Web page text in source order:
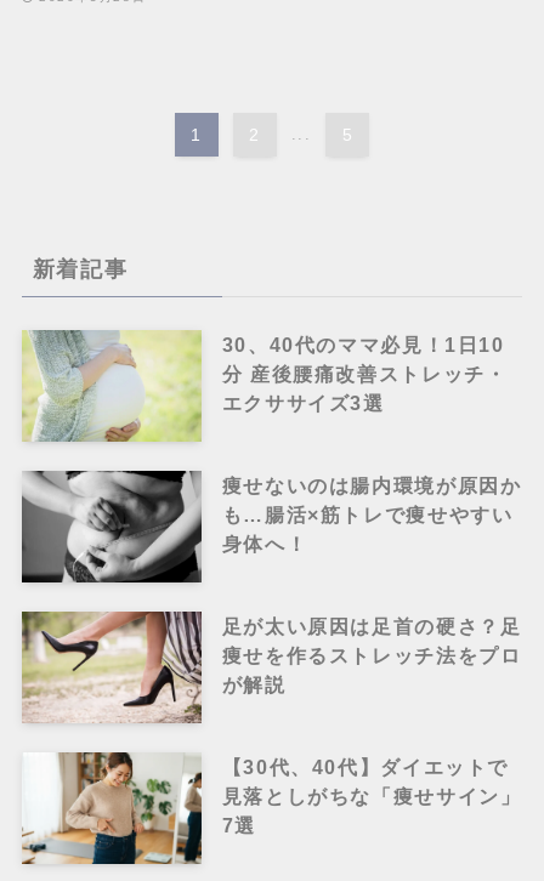
1 2 ... 5
新着記事
30、40代のママ必見！1日10
分 産後腰痛改善ストレッチ・
エクササイズ3選
痩せないのは腸内環境が原因か
も…腸活×筋トレで痩せやすい
身体へ！
足が太い原因は足首の硬さ？足
痩せを作るストレッチ法をプロ
が解説
【30代、40代】ダイエットで
見落としがちな「痩せサイン」
7選